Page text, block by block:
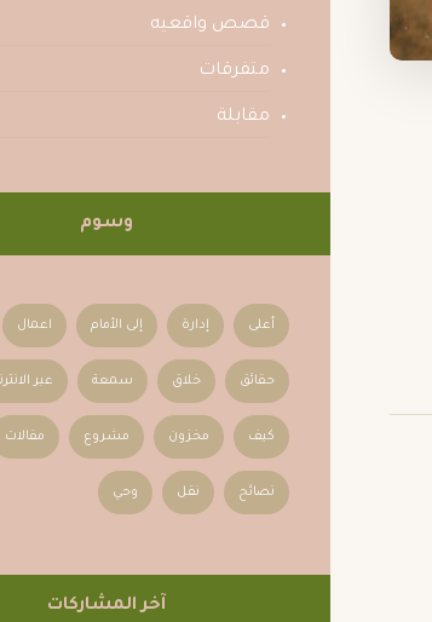
قصص واقعيه
متفرقات
مقابلة
وسوم
أعلى إدارة إلى الأمام اعمال
حقائق خلاق سمعة عبر
كيف مخزون مشروع مقالات
نصائح نقل وحي
آخر المشاركات